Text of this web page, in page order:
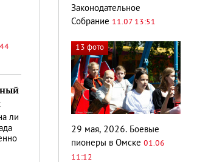
ли
Законодательное
Собрание 11.07 13:51
13 фото
29 мая, 2026. Боевые
пионеры в Омске 01.06
11:12